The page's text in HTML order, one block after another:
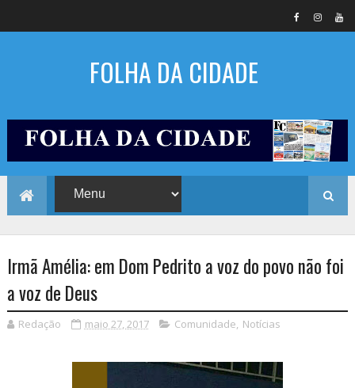
FOLHA DA CIDADE
Irmã Amélia: em Dom Pedrito a voz do povo não foi
a voz de Deus
Redação maio 27, 2017 Comunidade, Notícias